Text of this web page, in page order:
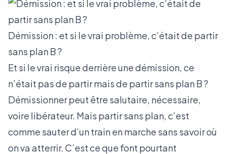
Démission : et si le vrai problème, c’était de partir
sans plan B ?
Et si le vrai risque derrière une démission, ce
n’était pas de partir mais de partir sans plan B ?
Démissionner peut être salutaire, nécessaire,
voire libérateur. Mais partir sans plan, c’est
comme sauter d’un train en marche sans savoir où
on va atterrir. C’est ce que font pourtant